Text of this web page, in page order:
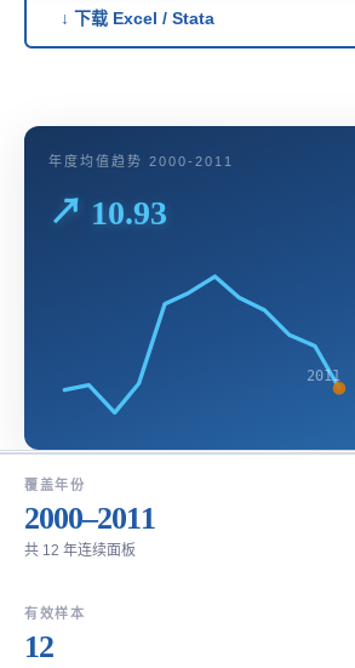
↓ 下载 Excel / Stata
年度均值趋势 2000-2011
↗ 10.93
2011
覆盖年份
2000–2011
共 12 年连续面板
有效样本
12